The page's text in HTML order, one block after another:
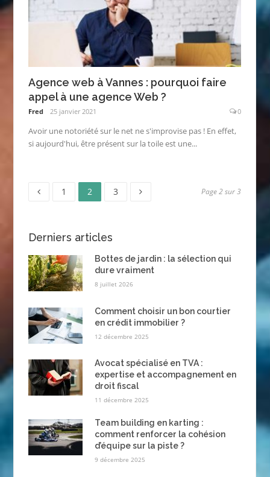
Agence web à Vannes : pourquoi faire
appel à une agence Web ?
Fred 25 janvier 2021 0
Avoir une notoriété sur le net ne s'improvise pas ! En effet,
si aujourd'hui, être présent sur la toile est une...
Pagination
publications
Page
1 Page
2 Page
3 Page 2 sur 3
Derniers articles
Bottes de jardin : la sélection qui
dure vraiment
8 juillet 2026
Comment choisir un bon courtier
en crédit immobilier ?
12 décembre 2025
Avocat spécialisé en TVA :
expertise et accompagnement en
droit fiscal
11 décembre 2025
Team building en karting :
comment renforcer la cohésion
d’équipe sur la piste ?
9 décembre 2025